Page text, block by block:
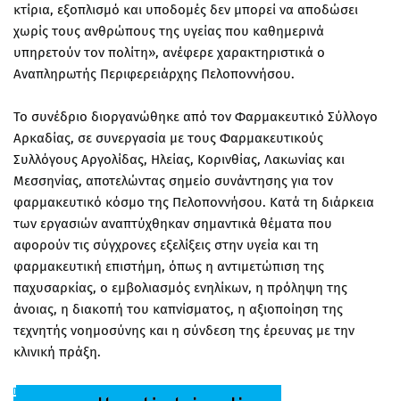
κτίρια, εξοπλισμό και υποδομές δεν μπορεί να αποδώσει
χωρίς τους ανθρώπους της υγείας που καθημερινά
υπηρετούν τον πολίτη», ανέφερε χαρακτηριστικά ο
Αναπληρωτής Περιφερειάρχης Πελοποννήσου.
Το συνέδριο διοργανώθηκε από τον Φαρμακευτικό Σύλλογο
Αρκαδίας, σε συνεργασία με τους Φαρμακευτικούς
Συλλόγους Αργολίδας, Ηλείας, Κορινθίας, Λακωνίας και
Μεσσηνίας, αποτελώντας σημείο συνάντησης για τον
φαρμακευτικό κόσμο της Πελοποννήσου. Κατά τη διάρκεια
των εργασιών αναπτύχθηκαν σημαντικά θέματα που
αφορούν τις σύγχρονες εξελίξεις στην υγεία και τη
φαρμακευτική επιστήμη, όπως η αντιμετώπιση της
παχυσαρκίας, ο εμβολιασμός ενηλίκων, η πρόληψη της
άνοιας, η διακοπή του καπνίσματος, η αξιοποίηση της
τεχνητής νοημοσύνης και η σύνδεση της έρευνας με την
κλινική πράξη.